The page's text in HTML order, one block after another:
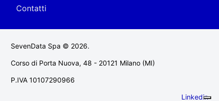
Contatti
SevenData Spa © 2026.
Corso di Porta Nuova, 48 - 20121 Milano (MI)
P.IVA 10107290966
Linkedin